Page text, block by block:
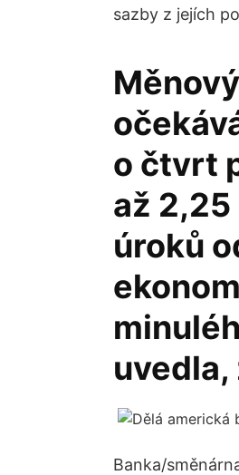
sazby z jejích
o čtvrt
až
úroků
Banka/